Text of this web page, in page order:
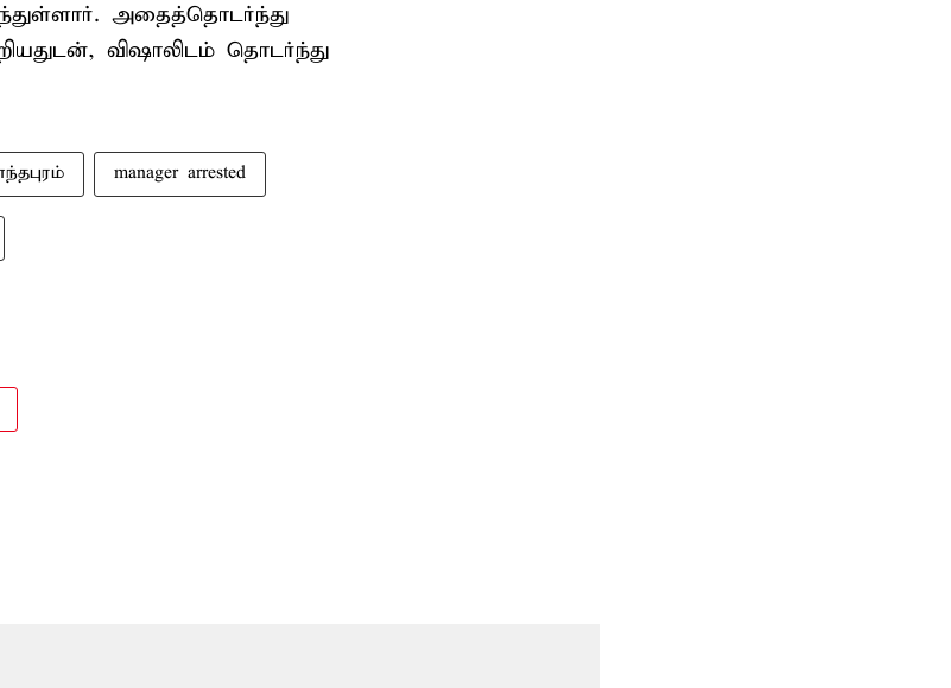
அதைத்தொடர்ந்து
விஷாலிடம் தொடர்ந்து
manager arrested